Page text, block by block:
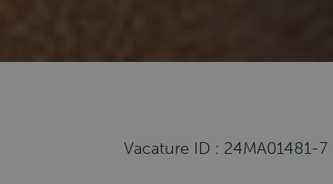
Vacature ID : 24MA01481-7